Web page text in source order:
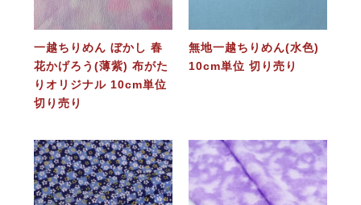
一越ちりめん ぼかし 春
花かげろう(薄紫) 布がた
りオリジナル 10cm単位
切り売り
無地一越ちりめん(水色)
10cm単位 切り売り